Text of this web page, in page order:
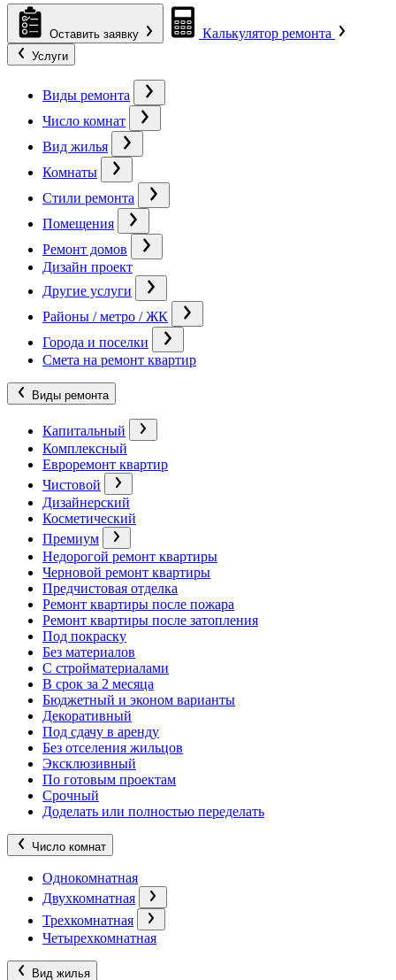
Оставить заявку Калькулятор ремонта
Услуги
Виды ремонта
Число комнат
Вид жилья
Комнаты
Стили ремонта
Помещения
Ремонт домов
Дизайн проект
Другие услуги
Районы / метро / ЖК
Города и поселки
Смета на ремонт квартир
Виды ремонта
Капитальный
Комплексный
Евроремонт квартир
Чистовой
Дизайнерский
Косметический
Премиум
Недорогой ремонт квартиры
Черновой ремонт квартиры
Предчистовая отделка
Ремонт квартиры после пожара
Ремонт квартиры после затопления
Под покраску
Без материалов
С стройматериалами
В срок за 2 месяца
Бюджетный и эконом варианты
Декоративный
Под сдачу в аренду
Без отселения жильцов
Эксклюзивный
По готовым проектам
Срочный
Доделать или полностью переделать
Число комнат
Однокомнатная
Двухкомнатная
Трехкомнатная
Четырехкомнатная
Вид жилья